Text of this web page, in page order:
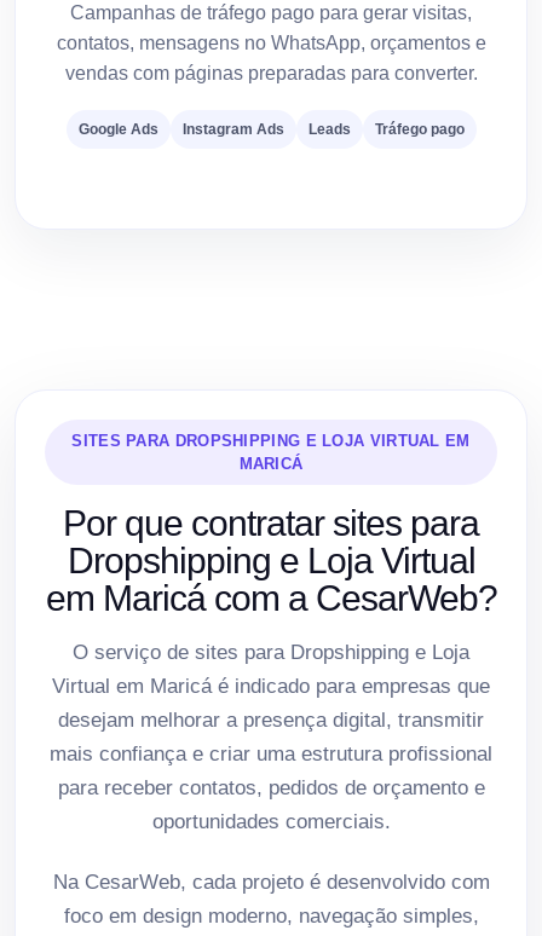
Campanhas de tráfego pago para gerar visitas,
contatos, mensagens no WhatsApp, orçamentos e
vendas com páginas preparadas para converter.
Google Ads Instagram Ads Leads Tráfego pago
SITES PARA DROPSHIPPING E LOJA VIRTUAL EM
MARICÁ
Por que contratar sites para
Dropshipping e Loja Virtual
em Maricá com a CesarWeb?
O serviço de sites para Dropshipping e Loja
Virtual em Maricá é indicado para empresas que
desejam melhorar a presença digital, transmitir
mais confiança e criar uma estrutura profissional
para receber contatos, pedidos de orçamento e
oportunidades comerciais.
Na CesarWeb, cada projeto é desenvolvido com
foco em design moderno, navegação simples,